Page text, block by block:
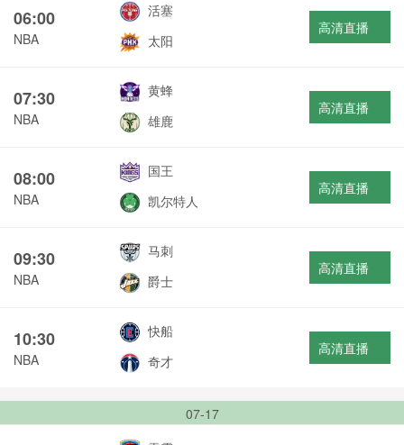
06:00
NBA
活塞
太阳
高清直播
07:30
NBA
黄蜂
雄鹿
高清直播
08:00
NBA
国王
凯尔特人
高清直播
09:30
NBA
马刺
爵士
高清直播
10:30
NBA
快船
奇才
高清直播
07-17